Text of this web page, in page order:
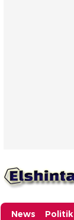
News Politik